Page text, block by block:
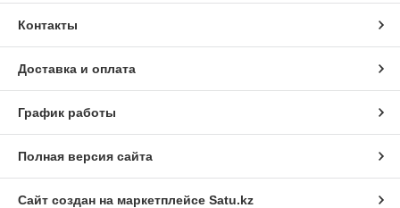
Контакты
Доставка и оплата
График работы
Полная версия сайта
Сайт создан на маркетплейсе Satu.kz